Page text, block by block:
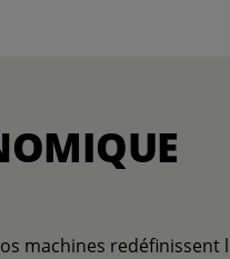
machines